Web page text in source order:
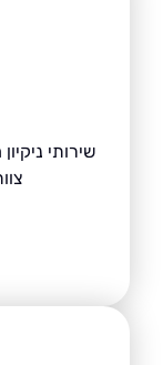
שירותי ניקיון
צוות